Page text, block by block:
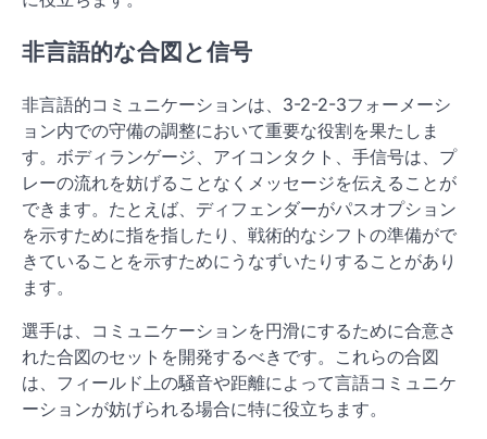
非言語的な合図と信号
非言語的コミュニケーションは、3-2-2-3フォーメーシ
ョン内での守備の調整において重要な役割を果たしま
す。ボディランゲージ、アイコンタクト、手信号は、プ
レーの流れを妨げることなくメッセージを伝えることが
できます。たとえば、ディフェンダーがパスオプション
を示すために指を指したり、戦術的なシフトの準備がで
きていることを示すためにうなずいたりすることがあり
ます。
選手は、コミュニケーションを円滑にするために合意さ
れた合図のセットを開発するべきです。これらの合図
は、フィールド上の騒音や距離によって言語コミュニケ
ーションが妨げられる場合に特に役立ちます。